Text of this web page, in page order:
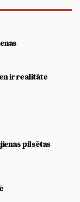
ir realitāte
pilsētas